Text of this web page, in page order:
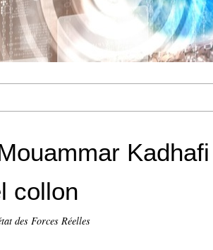
Kadhafi
collon
des Forces Réelles